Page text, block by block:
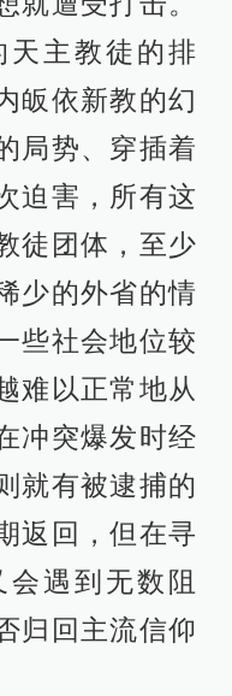
天主教徒的排
皈依新教的幻
局势、穿插着
迫害，所有这
徒团体，至少
少的外省的情
些社会地位较
难以正常地从
冲突爆发时经
就有被逮捕的
返回，但在寻
遇到无数阻
归回主流信仰